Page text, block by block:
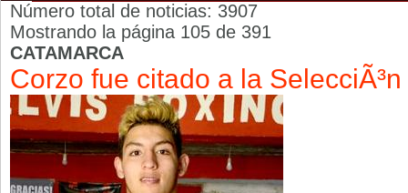
Número total de noticias: 3907
Mostrando la página 105 de 391
CATAMARCA
Corzo fue citado a la SelecciÃ³n